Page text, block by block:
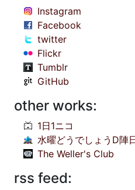
Instagram
Facebook
twitter
Flickr
Tumblr
GitHub
other works:
1日1ニコ
水曜どうでしょうD陣
The Weller's Club
rss feed: